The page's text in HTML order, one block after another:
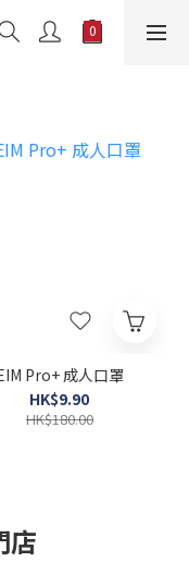
Pro+ 成人口罩
HK$9.90
HK$180.00
店